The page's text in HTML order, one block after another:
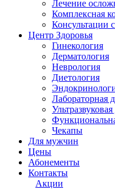
Лечение
Комплексная
Консультации
Центр Здоровья
Гинекология
Дерматология
Неврология
Диетология
Лабораторная
Чекапы
Для мужчин
Цены
Абонементы
Контакты
Акции